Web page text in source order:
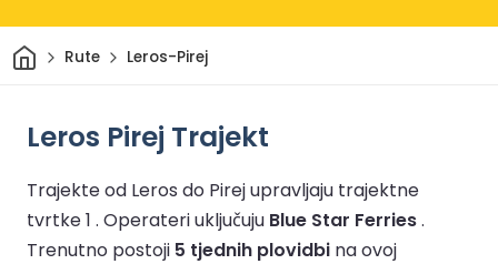
DomRute Leros-Pirej
Leros Pirej Trajekt
Trajekte od Leros do Pirej upravljaju trajektne
tvrtke 1 . Operateri uključuju Blue Star Ferries.
Trenutno postoji 5 tjednih plovidbi na ovoj